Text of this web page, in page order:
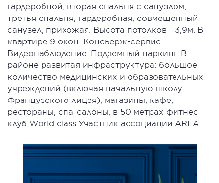
гардеробной, вторая спальня с санузлом,
третья спальня, гардеробная, совмещенный
санузел, прихожая. Высота потолков - 3,9м. В
квартире 9 окон. Консьерж-сервис.
Видеонаблюдение. Подземный паркинг. В
районе развитая инфраструктура: большое
количество медицинских и образовательных
учреждений (включая начальную школу
Французского лицея), магазины, кафе,
рестораны, спа-салоны, в 50 метрах фитнес-
клуб World class.Участник ассоциации AREA.